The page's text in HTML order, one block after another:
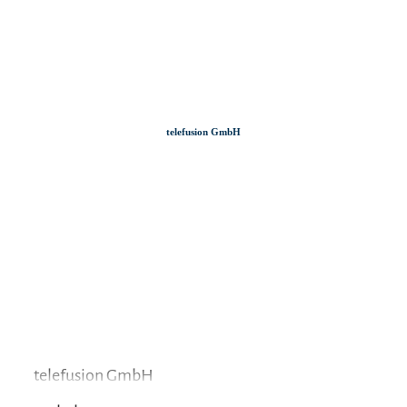
telefusion GmbH
telefusion GmbH